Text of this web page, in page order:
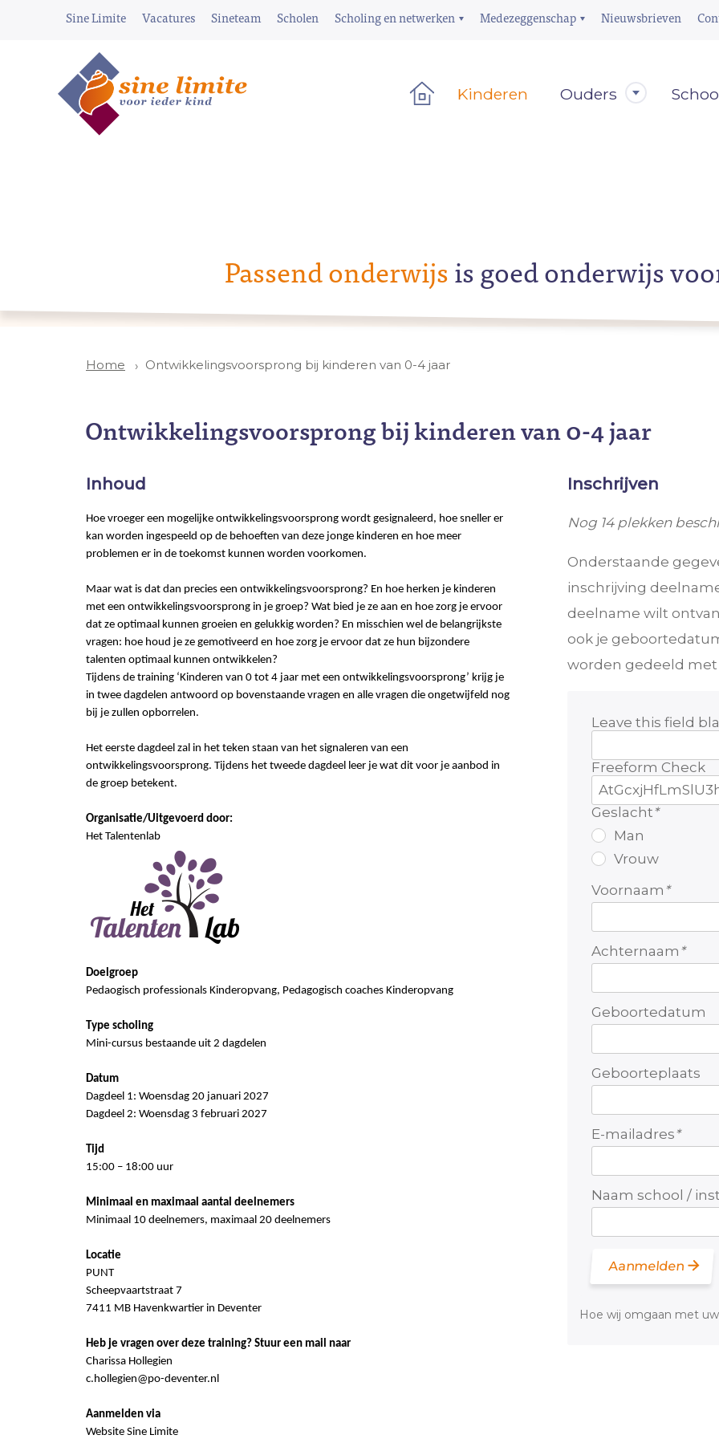
Sine Limite Vacatures Sineteam Scholen Scholing en netwerken Medezeggenschap Nieuwsbrieven
Kinderen Ouders
Passend onderwijsis goed onderwijs
Home Ontwikkelingsvoorsprong bij kinderen van 0-4 jaar
Ontwikkelingsvoorsprong bij kinderen van 0-4 jaar
Inhoud
Hoe vroeger een mogelijke ontwikkelingsvoorsprong wordt gesignaleerd, hoe sneller er
kan worden ingespeeld op de behoeften van deze jonge kinderen en hoe meer
problemen er in de toekomst kunnen worden voorkomen.
Maar wat is dat dan precies een ontwikkelingsvoorsprong? En hoe herken je kinderen
met een ontwikkelingsvoorsprong in je groep? Wat bied je ze aan en hoe zorg je ervoor
dat ze optimaal kunnen groeien en gelukkig worden? En misschien wel de belangrijkste
vragen: hoe houd je ze gemotiveerd en hoe zorg je ervoor dat ze hun bijzondere
talenten optimaal kunnen ontwikkelen?
Tijdens de training ‘Kinderen van 0 tot 4 jaar met een ontwikkelingsvoorsprong’ krijg je
in twee dagdelen antwoord op bovenstaande vragen en alle vragen die ongetwijfeld nog
bij je zullen opborrelen.
Het eerste dagdeel zal in het teken staan van het signaleren van een
ontwikkelingsvoorsprong. Tijdens het tweede dagdeel leer je wat dit voor je aanbod in
de groep betekent.
Organisatie/Uitgevoerd door:
Het Talentenlab
Doelgroep
Pedaogisch professionals Kinderopvang, Pedagogisch coaches Kinderopvang
Type scholing
Mini-cursus bestaande uit 2 dagdelen
Datum
Dagdeel 1: Woensdag 20 januari 2027
Dagdeel 2: Woensdag 3 februari 2027
Tijd
15:00 – 18:00 uur
Minimaal en maximaal aantal deelnemers
Minimaal 10 deelnemers, maximaal 20 deelnemers
Locatie
PUNT
Scheepvaartstraat 7
7411 MB Havenkwartier in Deventer
Heb je vragen over deze training? Stuur een mail naar
Charissa Hollegien
c.hollegien@po-deventer.nl
Aanmelden via
Website Sine Limite
Inschrijven
Nog 14 plekken
Onderstaande
inschrijving
deelname wilt
ook je
worden gedeeld met
Leave this field
Freeform Check
Geslacht*
Man
Vrouw
Voornaam *
Achternaam *
Geboortedatum
Geboorteplaats
E-mailadres*
Naam school /
Aanmelden
Hoe wij omgaan met